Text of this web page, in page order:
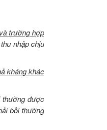
trường hợp
nhập chịu
kháng khác
thường được
bồi thường